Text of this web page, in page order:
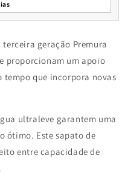
geração Premura
proporcionam um apoio
tempo que incorpora novas
ultraleve garantem uma
ótimo. Este sapato de
entre capacidade de